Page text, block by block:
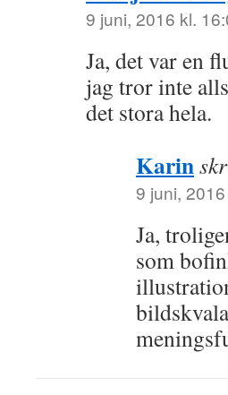
9 juni, 2016 kl.
Ja, det var en
jag tror inte
det stora hela.
Karin
9 juni,
Ja,
som